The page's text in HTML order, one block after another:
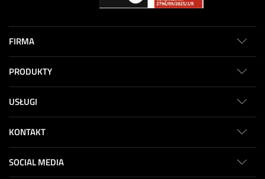
FIRMA
PRODUKTY
USŁUGI
KONTAKT
SOCIAL MEDIA